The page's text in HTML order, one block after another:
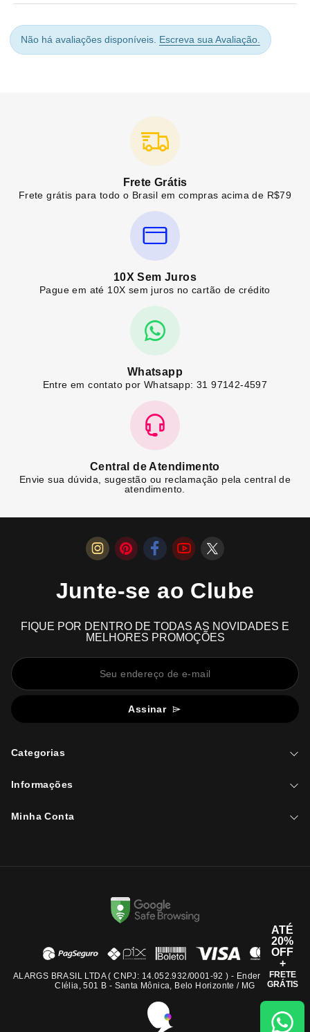
Não há avaliações disponíveis. Escreva sua Avaliação.
Frete Grátis
Frete grátis para todo o Brasil em compras acima de R$79
10X Sem Juros
Pague em até 10X sem juros no cartão de crédito
Whatsapp
Entre em contato por Whatsapp: 31 97142-4597
Central de Atendimento
Envie sua dúvida, sugestão ou reclamação pela central de
atendimento.
Junte-se ao Clube
FIQUE POR DENTRO DE TODAS AS NOVIDADES E
MELHORES PROMOÇÕES
Assinar
Categorias
Informações
Minha Conta
ALARGS BRASIL LTDA ( CNPJ: 14.052.932/0001-92 ) - Endereço: Rua
Clélia, 501 B - Santa Mônica, Belo Horizonte / MG
ATÉ
20%
OFF
+
FRETE
GRÁTIS